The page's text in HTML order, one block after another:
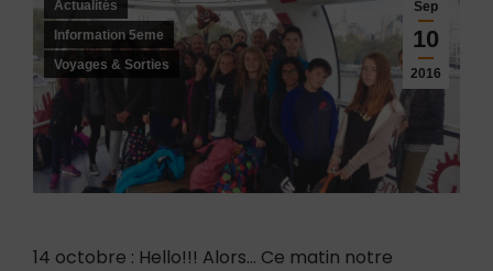
Sep
10
2016
Actualités
Information 5eme
Voyages & Sorties
14 octobre : Hello!!! Alors… Ce matin notre